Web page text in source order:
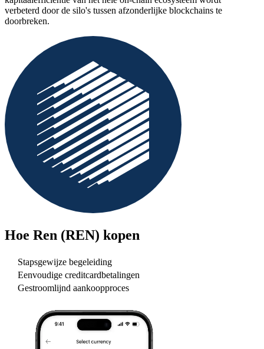
verbeterd door de silo's tussen afzonderlijke blockchains te
doorbreken.
Hoe Ren (REN) kopen
Stapsgewijze begeleiding
Eenvoudige creditcardbetalingen
Gestroomlijnd aankoopproces